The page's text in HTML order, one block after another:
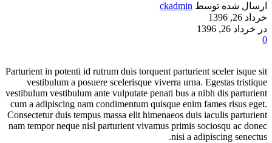
ارسال شده توسط ckadmin
خرداد 26, 1396
در خرداد 26, 1396
0
Parturient in potenti id rutrum duis torquent parturient sceler isque sit
vestibulum a posuere scelerisque viverra urna. Egestas tristique
vestibulum vestibulum ante vulputate penati bus a nibh dis parturient
cum a adipiscing nam condimentum quisque enim fames risus eget.
Consectetur duis tempus massa elit himenaeos duis iaculis parturient
nam tempor neque nisl parturient vivamus primis sociosqu ac donec
nisi a adipiscing senectus.